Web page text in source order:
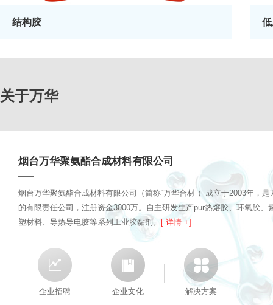
结构胶
关于万华
烟台万华聚氨酯合成材料有限公司
烟台万华聚氨酯合成材料有限公司（简称“万华合材”）成立于2003年，
的有限责任公司，注册资金3000万。自主研发生产pur热熔胶、环氧胶、
塑材料、导热导电胶等系列工业胶黏剂。
[ 详情 +]
企业招聘 企业文化 解决方案